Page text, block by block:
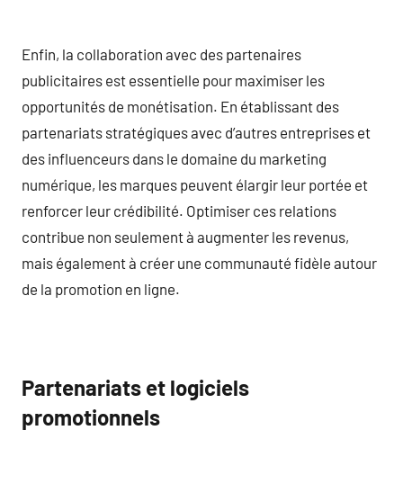
Enfin, la collaboration avec des partenaires
publicitaires est essentielle pour maximiser les
opportunités de monétisation. En établissant des
partenariats stratégiques avec d’autres entreprises et
des influenceurs dans le domaine du marketing
numérique, les marques peuvent élargir leur portée et
renforcer leur crédibilité. Optimiser ces relations
contribue non seulement à augmenter les revenus,
mais également à créer une communauté fidèle autour
de la promotion en ligne.
Partenariats et logiciels
promotionnels